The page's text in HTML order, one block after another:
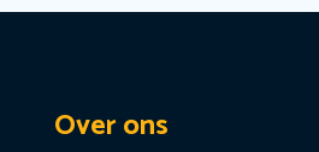
Over ons